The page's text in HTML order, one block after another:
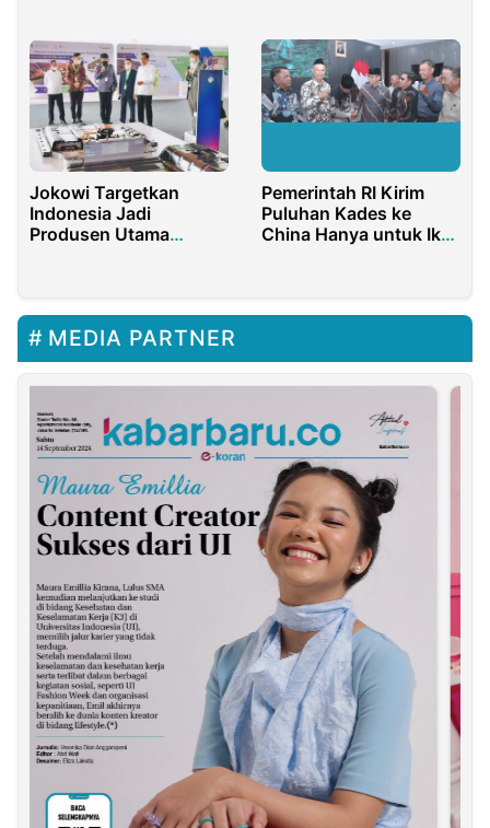
Jokowi Targetkan
Indonesia Jadi
Produsen Utama
Pemerintah RI Kirim
Puluhan Kades ke
China Hanya untuk Ikut
MEDIA PARTNER